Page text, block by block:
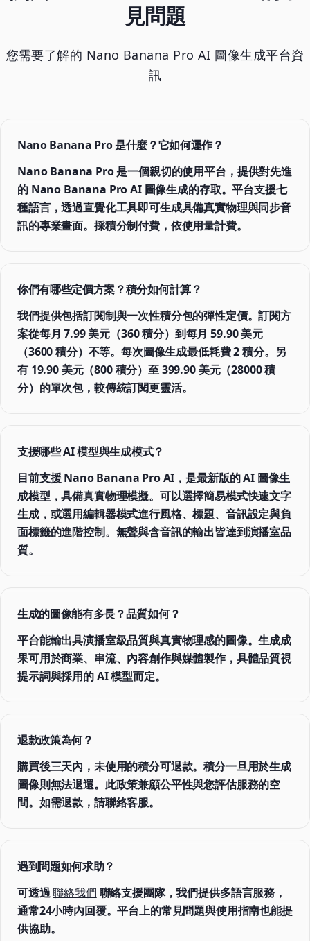
見問題
您需要了解的 Nano Banana Pro AI 圖像生成平台資
訊
Nano Banana Pro 是什麼？它如何運作？
Nano Banana Pro 是一個親切的使用平台，提供對先進
的 Nano Banana Pro AI 圖像生成的存取。平台支援七
種語言，透過直覺化工具即可生成具備真實物理與同步音
訊的專業畫面。採積分制付費，依使用量計費。
你們有哪些定價方案？積分如何計算？
我們提供包括訂閱制與一次性積分包的彈性定價。訂閱方
案從每月 7.99 美元（360 積分）到每月 59.90 美元
（3600 積分）不等。每次圖像生成最低耗費 2 積分。另
有 19.90 美元（800 積分）至 399.90 美元（28000 積
分）的單次包，較傳統訂閱更靈活。
支援哪些 AI 模型與生成模式？
目前支援 Nano Banana Pro AI，是最新版的 AI 圖像生
成模型，具備真實物理模擬。可以選擇簡易模式快速文字
生成，或選用編輯器模式進行風格、標題、音訊設定與負
面標籤的進階控制。無聲與含音訊的輸出皆達到演播室品
質。
生成的圖像能有多長？品質如何？
平台能輸出具演播室級品質與真實物理感的圖像。生成成
果可用於商業、串流、內容創作與媒體製作，具體品質視
提示詞與採用的 AI 模型而定。
退款政策為何？
購買後三天內，未使用的積分可退款。積分一旦用於生成
圖像則無法退還。此政策兼顧公平性與您評估服務的空
間。如需退款，請聯絡客服。
遇到問題如何求助？
可透過聯絡我們 聯絡支援團隊，我們提供多語言服務，
通常24小時內回覆。平台上的常見問題與使用指南也能提
供協助。